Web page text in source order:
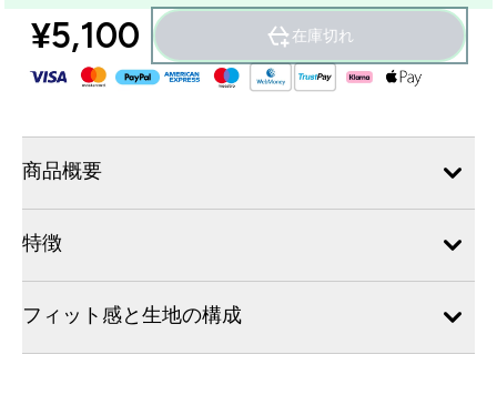
¥5,100‎ 在庫切れ
商品概要
特徴
フィット感と生地の構成